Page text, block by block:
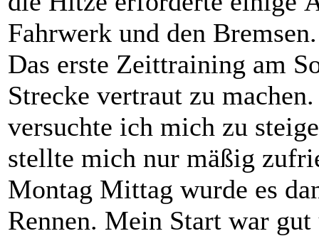
Fahrwerk und den Bremsen.
Das erste Zeittraining am
Strecke vertraut zu
versuchte ich mich zu
stellte mich nur mäßig
Montag Mittag wurde es
Rennen. Mein Start war